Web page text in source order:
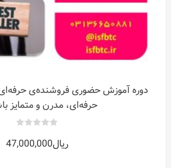
دوره آموزش حضوری فروشنده‌ی
حرفه‌ای، مدرن و متمایز
out
of
ریال47,000,000